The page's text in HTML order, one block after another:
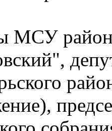
МСУ